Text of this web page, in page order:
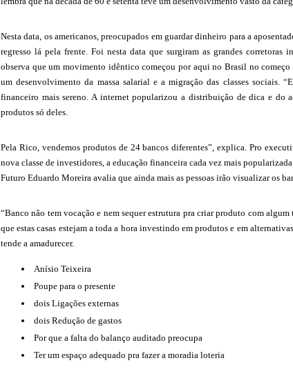
Nesta data, os americanos, preocupados em guardar dinheiro para a
regresso lá pela frente. Foi nesta data que surgiram as grandes corretoras
observa que um movimento idêntico começou por aqui no Brasil no
um desenvolvimento da massa salarial e a migração das classes sociais.
financeiro mais sereno. A internet popularizou a distribuição de dica e do
produtos só deles.
Pela Rico, vendemos produtos de 24 bancos diferentes”, explica. Pro
nova classe de investidores, a educação financeira cada vez mais
Futuro Eduardo Moreira avalia que ainda mais as pessoas irão visualizar os
“Banco não tem vocação e nem sequer estrutura pra criar produto com
que estas casas estejam a toda a hora investindo em produtos e em
tende a amadurecer.
Anísio Teixeira
Poupe para o presente
dois Ligações externas
dois Redução de gastos
Por que a falta do balanço auditado preocupa
Ter um espaço adequado pra fazer a moradia loteria